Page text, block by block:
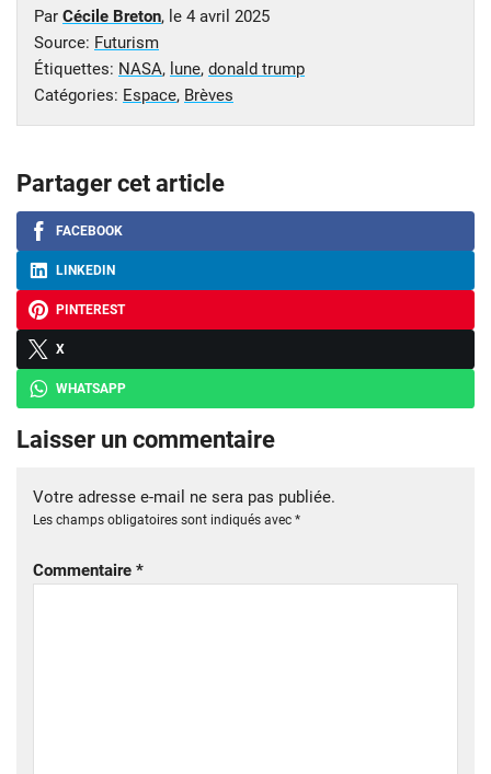
Par Cécile Breton, le 4 avril 2025
Source: Futurism
Étiquettes: NASA, lune, donald trump
Catégories: Espace, Brèves
Partager cet article
FACEBOOK
LINKEDIN
PINTEREST
X
WHATSAPP
Laisser un commentaire
Votre adresse e-mail ne sera pas publiée.
Les champs obligatoires sont indiqués avec *
Commentaire *